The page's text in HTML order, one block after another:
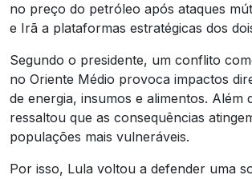
no preço do petróleo após ataques
e Irã a plataformas estratégicas dos
Segundo o presidente, um conflito
no Oriente Médio provoca impactos
de energia, insumos e alimentos. Além
ressaltou que as consequências
populações mais vulneráveis.
Por isso, Lula voltou a defender uma